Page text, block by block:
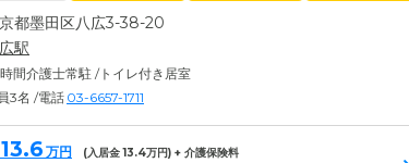
都墨田区八広3-38-20
駅
間介護士常駐 /トイレ付き居室
3名 /電話 03-6657-1711
13.6 万円 (入居金13.4万円) + 介護保険料